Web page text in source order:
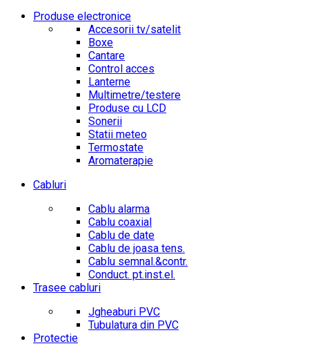
Produse electronice
Accesorii tv/satelit
Boxe
Cantare
Control acces
Lanterne
Multimetre/testere
Produse cu LCD
Sonerii
Statii meteo
Termostate
Aromaterapie
Cabluri
Cablu alarma
Cablu coaxial
Cablu de date
Cablu de joasa tens.
Cablu semnal.&contr.
Conduct. pt.inst.el.
Trasee cabluri
Jgheaburi PVC
Tubulatura din PVC
Protectie